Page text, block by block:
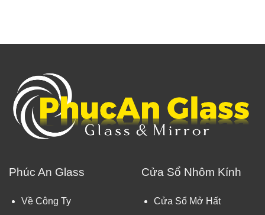
Phúc An Glass
Về Công Ty
Cửa Sổ Nhôm Kính
Cửa Sổ Mở Hất